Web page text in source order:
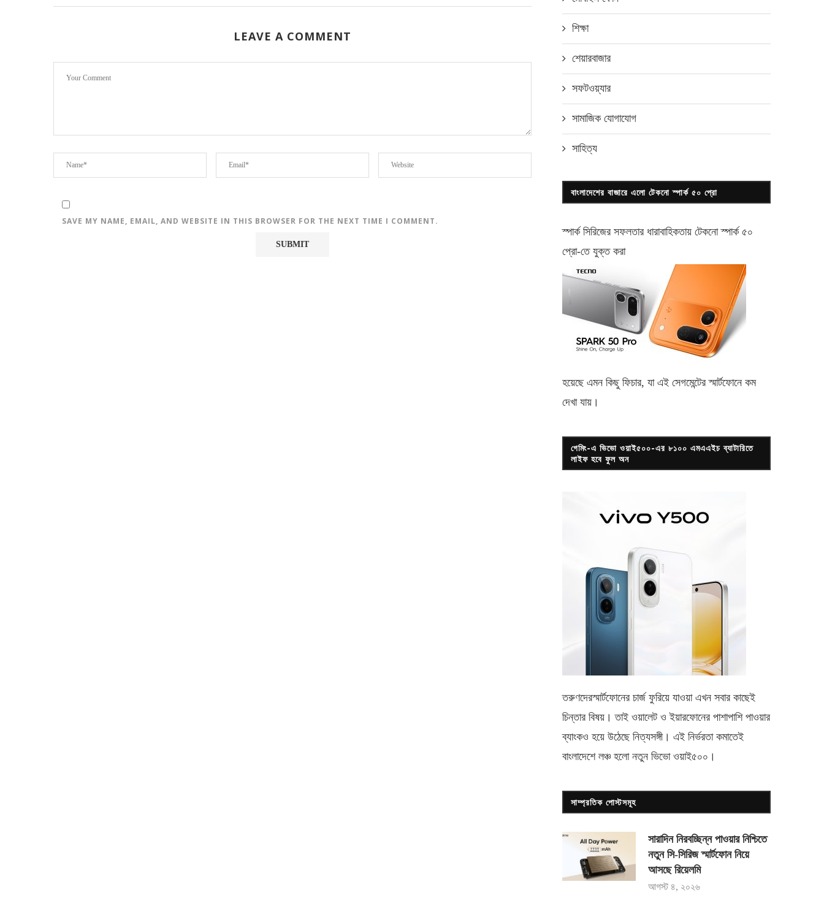
LEAVE A COMMENT
SAVE MY NAME, EMAIL, AND WEBSITE IN THIS BROWSER FOR THE NEXT TIME I COMMENT.
শিক্ষা
শেয়ারবাজার
সফটওয়্যার
সামাজিক যোগাযোগ
সাহিত্য
বাংলাদেশের বাজারে এলো টেকনো স্পার্ক ৫০ প্রো
স্পার্ক সিরিজের সফলতার ধারাবাহিকতায় টেকনোস্পার্ক ৫০
প্রো-তে যুক্ত করা
হয়েছে এমন কিছু ফিচার, যা এই সেগমেন্টের স্মার্টফোনে কম
দেখা যায়।
গেমিং-এ ভিভো ওয়াই৫০০-এর ৮১০০ এমএএইচ ব্যাটারিতে
লাইফ হবে ফুল অন
তরুণদেরস্মার্টফোনের চার্জ ফুরিয়ে যাওয়া এখন সবার কাছেই
চিন্তার বিষয়। তাই ওয়ালেট ও ইয়ারফোনের পাশাপাশি পাওয়ার
ব্যাংকও হয়ে উঠেছে নিত্যসঙ্গী। এই নির্ভরতা কমাতেই
বাংলাদেশে লঞ্চ হলো নতুন ভিভো ওয়াই৫০০ ।
সাম্প্রতিক পোস্টসমূহ
সারাদিন নিরবচ্ছিন্ন পাওয়ার নিশ্চিতে
নতুন সি-সিরিজ স্মার্টফোন নিয়ে
আসছে রিয়েলমি
আগস্ট ৪, ২০২৬